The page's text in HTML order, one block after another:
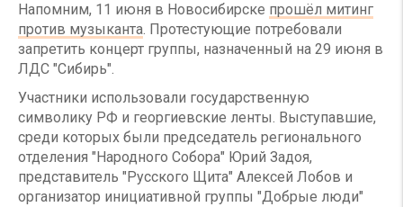
Напомним, 11 июня в Новосибирске прошёл митинг
против музыканта. Протестующие потребовали
запретить концерт группы, назначенный на 29 июня в
ЛДС "Сибирь".
Участники использовали государственную
символику РФ и георгиевские ленты. Выступавшие,
среди которых были председатель регионального
отделения "Народного Собора" Юрий Задоя,
представитель "Русского Щита" Алексей Лобов и
организатор инициативной группы "Добрые люди"